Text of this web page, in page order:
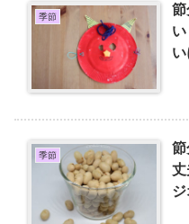
季節
節
季節
節
丈